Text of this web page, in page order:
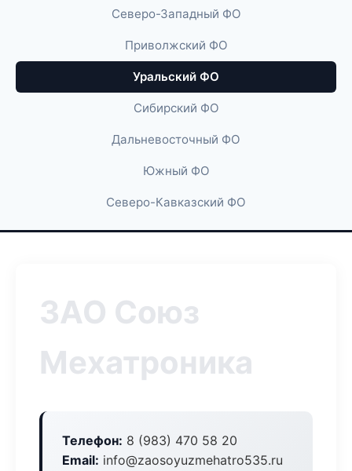
Северо-Западный ФО
Приволжский ФО
Уральский ФО
Сибирский ФО
Дальневосточный ФО
Южный ФО
Северо-Кавказский ФО
ЗАО Союз
Мехатроника
Телефон: 8 (983) 470 58 20
Email: info@zaosoyuzmehatro535.ru